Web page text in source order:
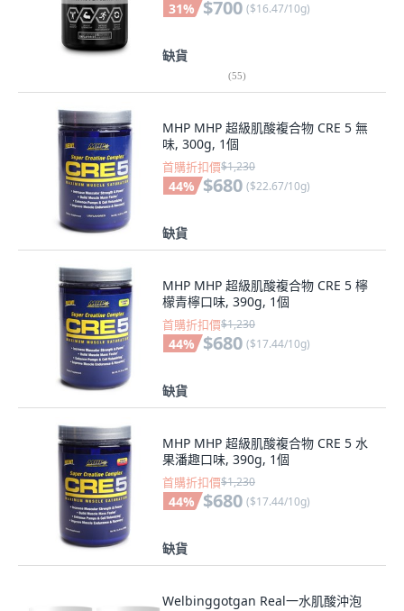
31% $700 ($16.47/10g)
缺貨
(55)
MHP MHP 超級肌酸複合物 CRE 5 無
味, 300g, 1個
首購折扣價$1,230
44% $680 ($22.67/10g)
缺貨
MHP MHP 超級肌酸複合物 CRE 5 檸
檬青檸口味, 390g, 1個
首購折扣價$1,230
44% $680 ($17.44/10g)
缺貨
MHP MHP 超級肌酸複合物 CRE 5 水
果潘趣口味, 390g, 1個
首購折扣價$1,230
44% $680 ($17.44/10g)
缺貨
Welbinggotgan Real一水肌酸沖泡